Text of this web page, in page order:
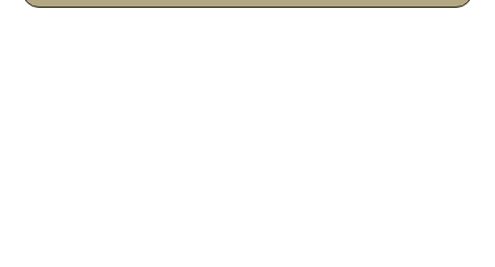
viande nommé Samuel Wilson travaille pour l’armée